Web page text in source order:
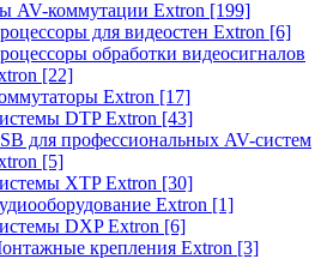
AV-коммутации Extron [199]
для видеостен Extron [6]
обработки видеосигналов
[22]
Extron [17]
DTP Extron [43]
для профессиональных AV-систем
[5]
XTP Extron [30]
Extron [1]
DXP Extron [6]
крепления Extron [3]